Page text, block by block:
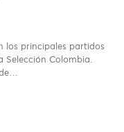
los principales partidos
Selección Colombia.